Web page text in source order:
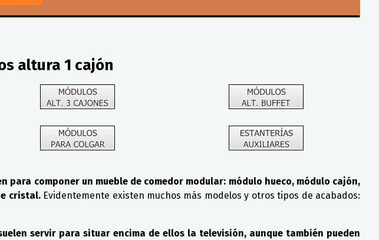
altura 1 cajón
componer un mueble de comedor modular: módulo hueco, módulo cajón,
cristal. Evidentemente existen muchos más modelos y otros tipos de acabados:
servir para situar encima de ellos la televisión, aunque también pueden